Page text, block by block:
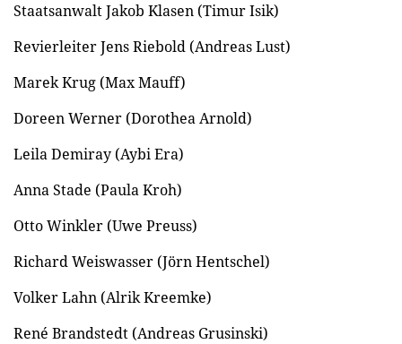
Staatsanwalt Jakob Klasen (Timur Isik)
Revierleiter Jens Riebold (Andreas Lust)
Marek Krug (Max Mauff)
Doreen Werner (Dorothea Arnold)
Leila Demiray (Aybi Era)
Anna Stade (Paula Kroh)
Otto Winkler (Uwe Preuss)
Richard Weiswasser (Jörn Hentschel)
Volker Lahn (Alrik Kreemke)
René Brandstedt (Andreas Grusinski)